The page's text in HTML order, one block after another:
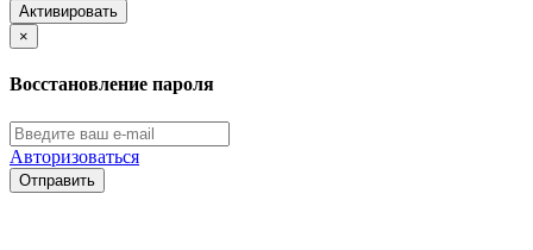
Активировать
×
Восстановление пароля
Авторизоваться
Отправить